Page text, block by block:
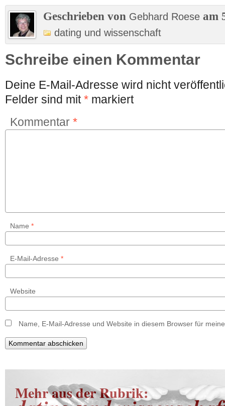
Geschrieben von Gebhard Roese am
dating und wissenschaft
Schreibe einen Kommentar
Deine E-Mail-Adresse wird nicht
Felder sind mit* markiert
Kommentar *
Name *
E-Mail-Adresse *
Website
Name, E-Mail-Adresse und Website in diesem Browser für
Mehr aus der Rubrik: